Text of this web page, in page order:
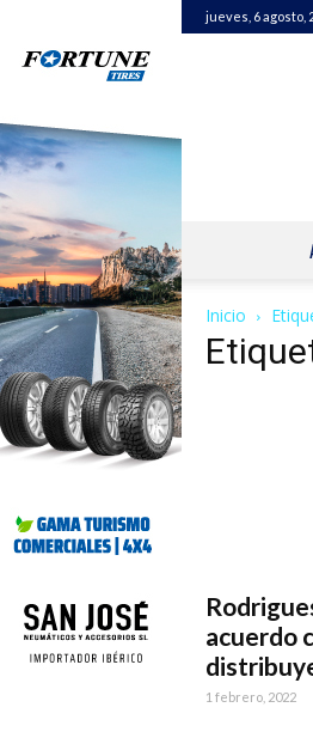
jueves, 6 agosto,
Inicio
acuerdo
1 febrero, 2022